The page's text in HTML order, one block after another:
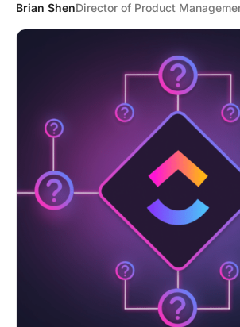
Brian ShenDirector of Product